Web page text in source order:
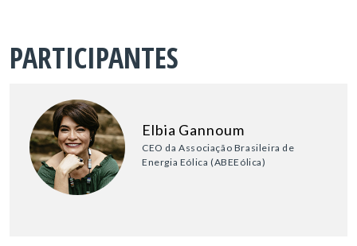
PARTICIPANTES
Elbia Gannoum
CEO da Associação Brasileira de
Energia Eólica (ABEEólica)